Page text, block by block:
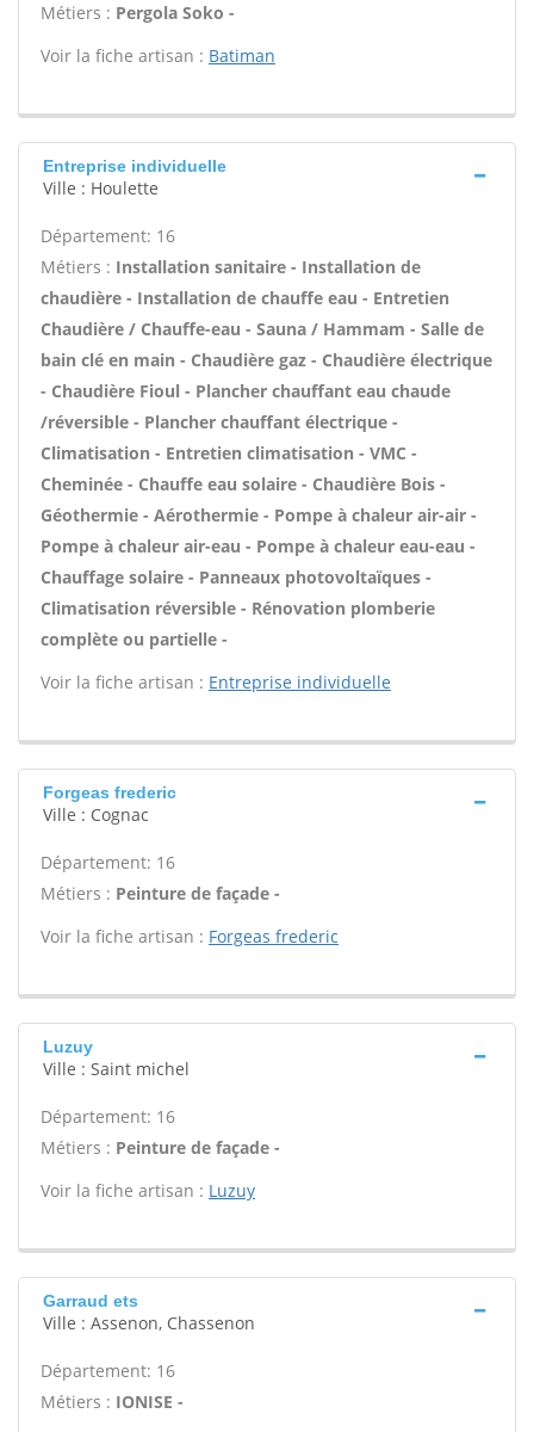
Métiers : Pergola Soko -
Voir la fiche artisan : Batiman
Entreprise individuelle
Ville : Houlette
Département: 16
Métiers : Installation sanitaire - Installation de
chaudière - Installation de chauffe eau - Entretien
Chaudière / Chauffe-eau - Sauna / Hammam - Salle de
bain clé en main - Chaudière gaz - Chaudière électrique
- Chaudière Fioul - Plancher chauffant eau chaude
/réversible - Plancher chauffant électrique -
Climatisation - Entretien climatisation - VMC -
Cheminée - Chauffe eau solaire - Chaudière Bois -
Géothermie - Aérothermie - Pompe à chaleur air-air -
Pompe à chaleur air-eau - Pompe à chaleur eau-eau -
Chauffage solaire - Panneaux photovoltaïques -
Climatisation réversible - Rénovation plomberie
complète ou partielle -
Voir la fiche artisan : Entreprise individuelle
Forgeas frederic
Ville : Cognac
Département: 16
Métiers : Peinture de façade -
Voir la fiche artisan : Forgeas frederic
Luzuy
Ville : Saint michel
Département: 16
Métiers : Peinture de façade -
Voir la fiche artisan : Luzuy
Garraud ets
Ville : Assenon, Chassenon
Département: 16
Métiers : IONISE -